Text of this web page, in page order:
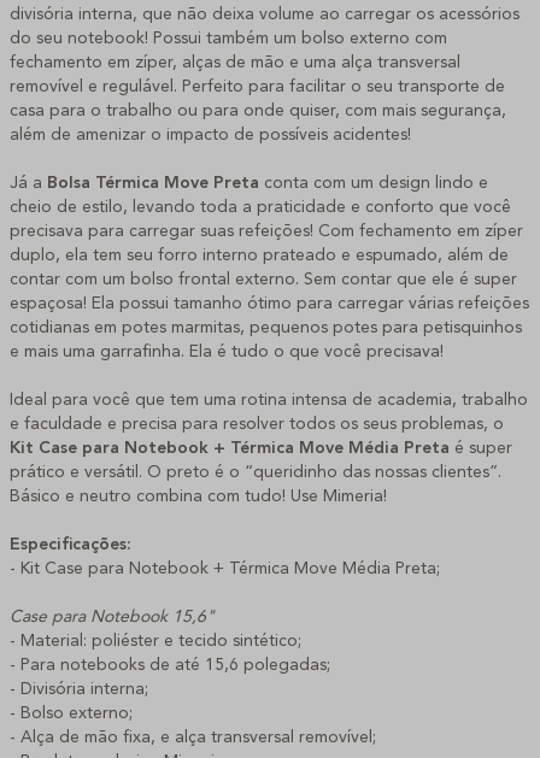
divisória interna, que não deixa volume ao carregar os acessórios
do seu notebook! Possui também um bolso externo com
fechamento em zíper, alças de mão e uma alça transversal
removível e regulável. Perfeito para facilitar o seu transporte de
casa para o trabalho ou para onde quiser, com mais segurança,
além de amenizar o impacto de possíveis acidentes!
Já a Bolsa Térmica Move Preta conta com um design lindo e
cheio de estilo, levando toda a praticidade e conforto que você
precisava para carregar suas refeições! Com fechamento em zíper
duplo, ela tem seu forro interno prateado e espumado, além de
contar com um bolso frontal externo. Sem contar que ele é super
espaçosa! Ela possui tamanho ótimo para carregar várias refeições
cotidianas em potes marmitas, pequenos potes para petisquinhos
e mais uma garrafinha. Ela é tudo o que você precisava!
Ideal para você que tem uma rotina intensa de academia, trabalho
e faculdade e precisa para resolver todos os seus problemas, o
Kit Case para Notebook + Térmica Move Média Preta é super
prático e versátil. O preto é o “queridinho das nossas clientes”.
Básico e neutro combina com tudo! Use Mimeria!
Especificações:
- Kit Case para Notebook + Térmica Move Média Preta;
Case para Notebook 15,6"
- Material: poliéster e tecido sintético;
- Para notebooks de até 15,6 polegadas;
- Divisória interna;
- Bolso externo;
- Alça de mão fixa, e alça transversal removível;